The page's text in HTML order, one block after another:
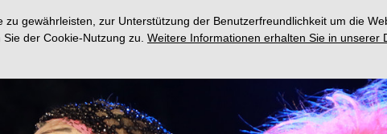
gewährleisten, zur Unterstützung der Benutzerfreundlichkeit um die
der Cookie-Nutzung zu. Weitere Informationen erhalten Sie in unserer